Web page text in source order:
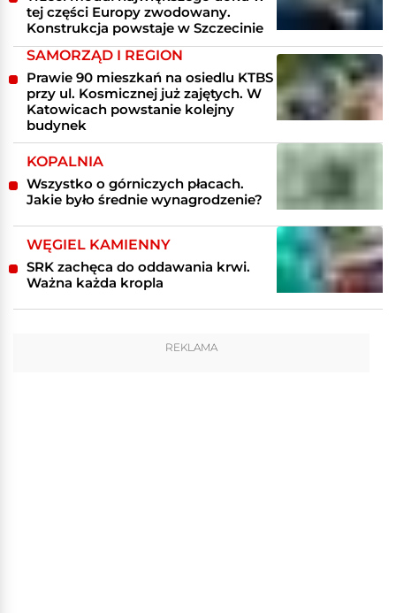
tej części Europy zwodowany.
Konstrukcja powstaje w Szczecinie
SAMORZĄD I REGION
Prawie 90 mieszkań na osiedlu KTBS
przy ul. Kosmicznej już zajętych. W
Katowicach powstanie kolejny
budynek
KOPALNIA
Wszystko o górniczych płacach.
Jakie było średnie wynagrodzenie?
WĘGIEL KAMIENNY
SRK zachęca do oddawania krwi.
Ważna każda kropla
REKLAMA